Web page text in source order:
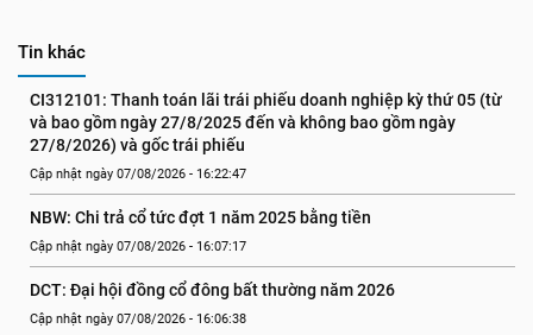
Tin khác
CI312101: Thanh toán lãi trái phiếu doanh nghiệp kỳ thứ 05 (từ
và bao gồm ngày 27/8/2025 đến và không bao gồm ngày
27/8/2026) và gốc trái phiếu
Cập nhật ngày 07/08/2026 - 16:22:47
NBW: Chi trả cổ tức đợt 1 năm 2025 bằng tiền
Cập nhật ngày 07/08/2026 - 16:07:17
DCT: Đại hội đồng cổ đông bất thường năm 2026
Cập nhật ngày 07/08/2026 - 16:06:38